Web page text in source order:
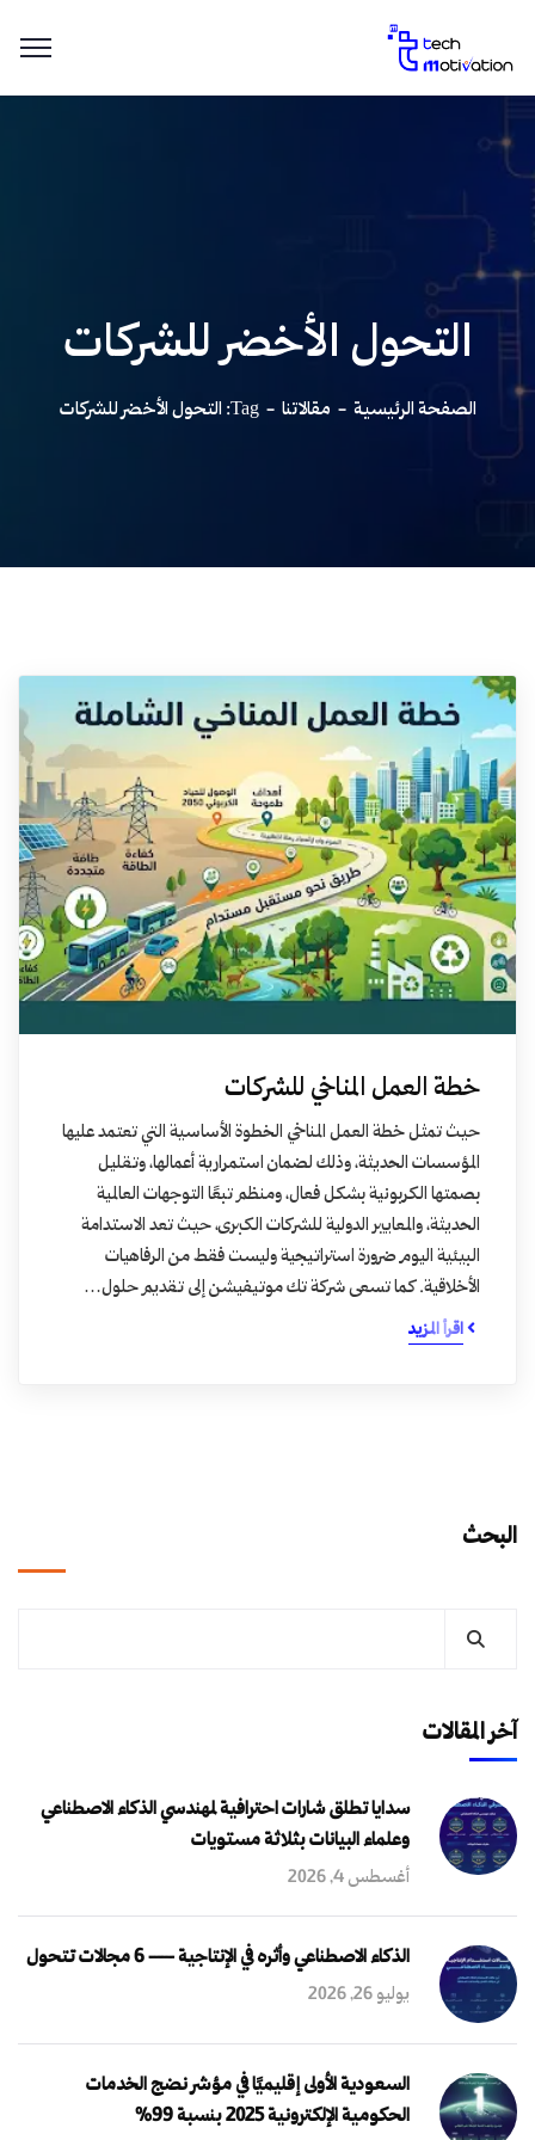
التحول الأخضر للشركات
الصفحة الرئيسية مقالاتنا Tag: التحول الأخضر للشركات
خطة العمل المناخي للشركات
حيث تمثل خطة العمل المناخي الخطوة الأساسية التي تعتمد عليها
المؤسسات الحديثة، وذلك لضمان استمرارية أعمالها، وتقليل
بصمتها الكربونية بشكل فعال، ومنظم تبعًا التوجهات العالمية
الحديثة، والمعايير الدولية للشركات الكبرى، حيث تعد الاستدامة
البيئية اليوم ضرورة استراتيجية وليست فقط من الرفاهيات
الأخلاقية. كما تسعى شركة تك موتيفيشن إلى تقديم حلول…
اقرأ المزيد
البحث
آخر المقالات
سدايا تطلق شارات احترافية لمهندسي الذكاء الاصطناعي
وعلماء البيانات بثلاثة مستويات
أغسطس 4, 2026
الذكاء الاصطناعي وأثره في الإنتاجية — 6 مجالات تتحول
يوليو 26, 2026
السعودية الأولى إقليميًا في مؤشر نضج الخدمات
الحكومية الإلكترونية 2025 بنسبة 99%